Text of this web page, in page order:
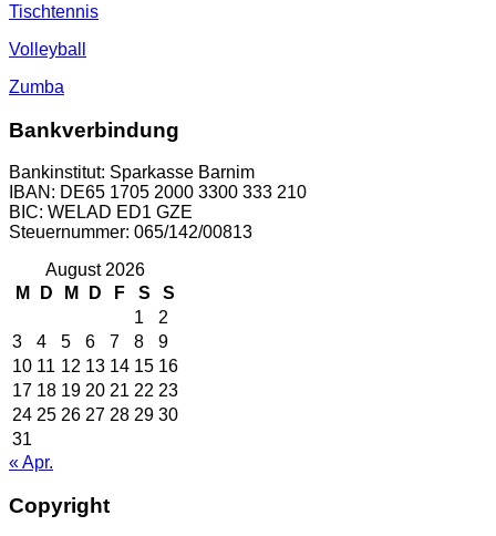
Tischtennis
Volleyball
Zumba
Bankverbindung
Bankinstitut: Sparkasse Barnim
IBAN: DE65 1705 2000 3300 333 210
BIC: WELAD ED1 GZE
Steuernummer: 065/142/00813
August 2026
M
D M D F S
S
1
2
3
4 5 6 7 8
9
10 11 12 13 14 15 16
17 18 19 20 21 22 23
24 25 26 27 28 29 30
31
« Apr.
Copyright